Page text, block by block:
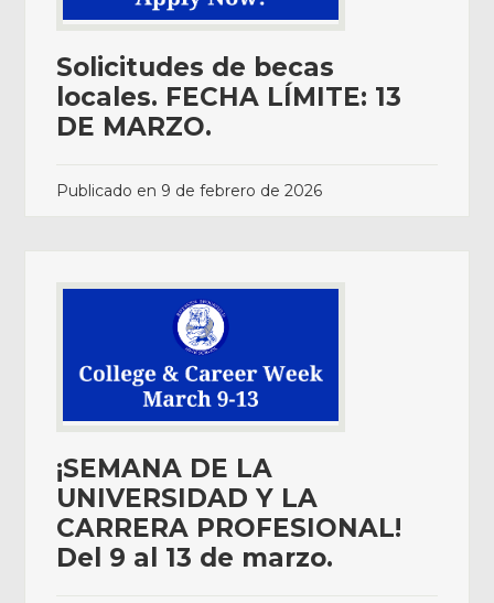
Solicitudes de becas
locales. FECHA LÍMITE: 13
DE MARZO.
Publicado en 9 de febrero de 2026
¡SEMANA DE LA
UNIVERSIDAD Y LA
CARRERA PROFESIONAL!
Del 9 al 13 de marzo.